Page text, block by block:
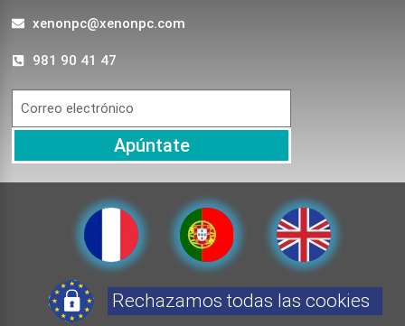
xenonpc@xenonpc.com
981 90 41 47
Apúntate
Rechazamos todas las cookies